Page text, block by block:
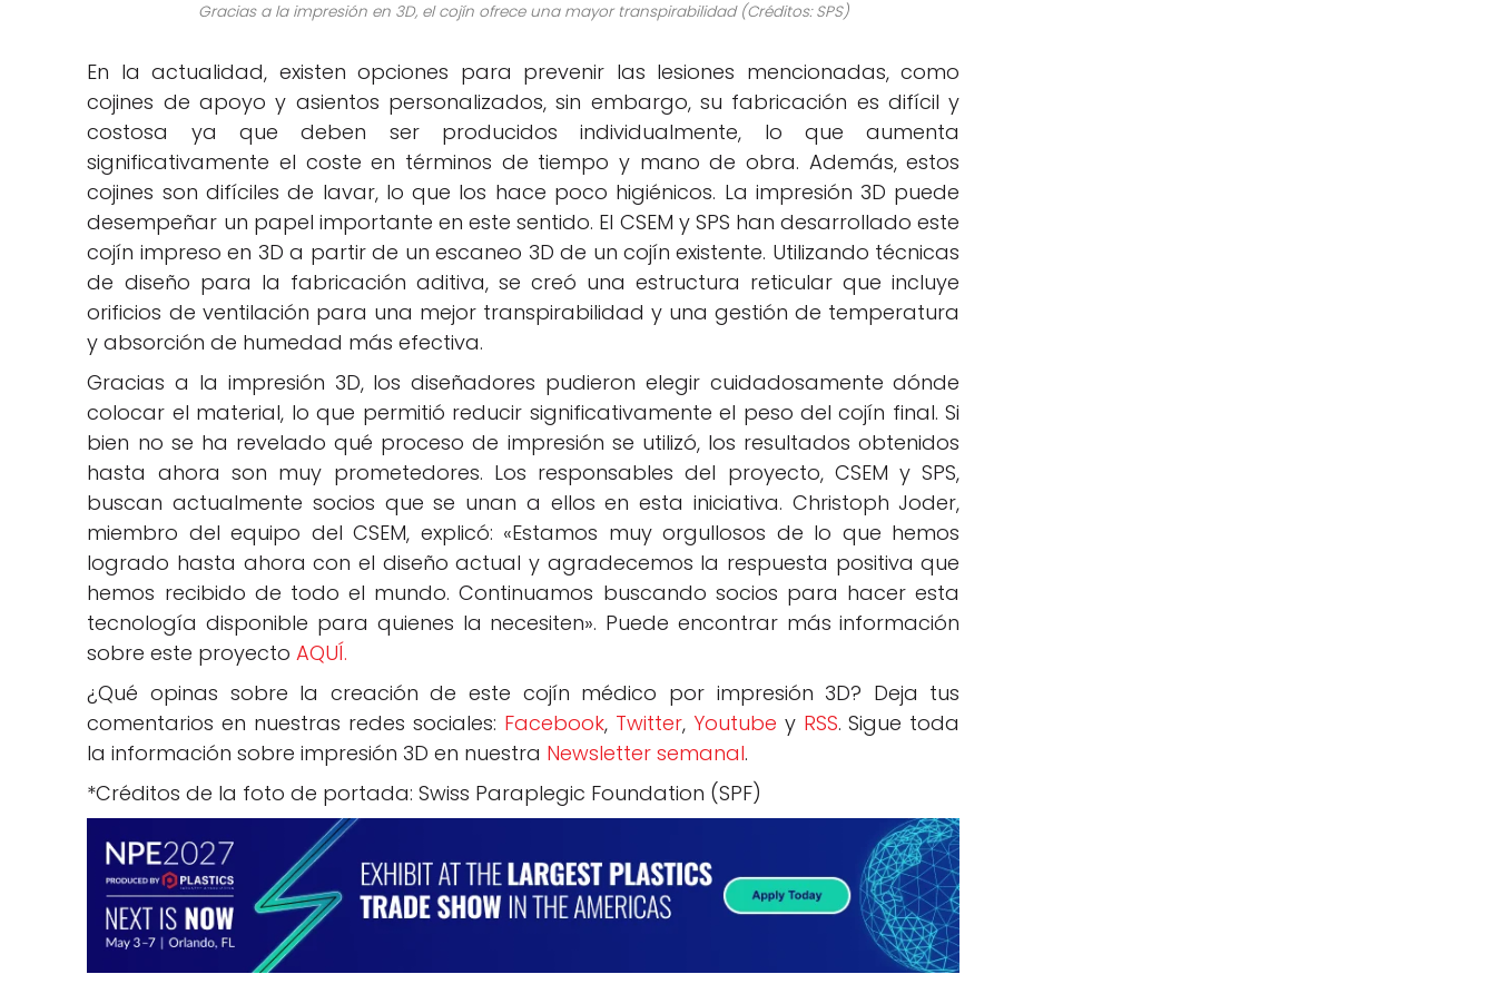
Gracias a la impresión en 3D, el cojín ofrece una mayor transpirabilidad (Créditos: SPS)
En la actualidad, existen opciones para prevenir las lesiones mencionadas, como
cojines de apoyo y asientos personalizados, sin embargo, su fabricación es difícil y
costosa ya que deben ser producidos individualmente, lo que aumenta
significativamente el coste en términos de tiempo y mano de obra. Además, estos
cojines son difíciles de lavar, lo que los hace poco higiénicos. La impresión 3D puede
desempeñar un papel importante en este sentido. El CSEM y SPS han desarrollado este
cojín impreso en 3D a partir de un escaneo 3D de un cojín existente. Utilizando técnicas
de diseño para la fabricación aditiva, se creó una estructura reticular que incluye
orificios de ventilación para una mejor transpirabilidad y una gestión de temperatura
y absorción de humedad más efectiva.
Gracias a la impresión 3D, los diseñadores pudieron elegir cuidadosamente dónde
colocar el material, lo que permitió reducir significativamente el peso del cojín final. Si
bien no se ha revelado qué proceso de impresión se utilizó, los resultados obtenidos
hasta ahora son muy prometedores. Los responsables del proyecto, CSEM y SPS,
buscan actualmente socios que se unan a ellos en esta iniciativa. Christoph Joder,
miembro del equipo del CSEM, explicó: «Estamos muy orgullosos de lo que hemos
logrado hasta ahora con el diseño actual y agradecemos la respuesta positiva que
hemos recibido de todo el mundo. Continuamos buscando socios para hacer esta
tecnología disponible para quienes la necesiten». Puede encontrar más información
sobre este proyectoAQUÍ.
¿Qué opinas sobre la creación de este cojín médico por impresión 3D? Deja tus
comentarios en nuestras redes sociales: Facebook, Twitter, Youtube y RSS. Sigue toda
la información sobre impresión 3D en nuestra Newsletter semanal.
*Créditos de la foto de portada: Swiss Paraplegic Foundation (SPF)